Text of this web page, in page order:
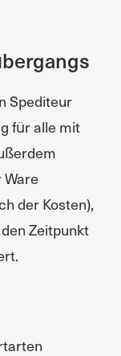
Spediteur
für alle mit
der Kosten),
Zeitpunkt